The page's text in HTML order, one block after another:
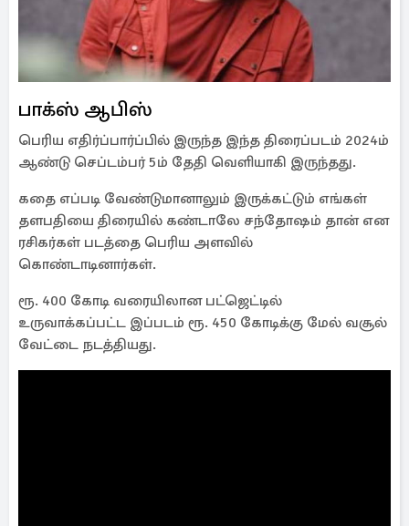
பாக்ஸ் ஆபிஸ்
பெரிய எதிர்ப்பார்ப்பில் இருந்த இந்த திரைப்படம் 2024ம்
ஆண்டு செப்டம்பர் 5ம் தேதி வெளியாகி இருந்தது.
கதை எப்படி வேண்டுமானாலும் இருக்கட்டும் எங்கள்
தளபதியை திரையில் கண்டாலே சந்தோஷம் தான் என
ரசிகர்கள் படத்தை பெரிய அளவில்
கொண்டாடினார்கள்.
ரூ. 400 கோடி வரையிலான பட்ஜெட்டில்
உருவாக்கப்பட்ட இப்படம் ரூ. 450 கோடிக்கு மேல் வசூல்
வேட்டை நடத்தியது.